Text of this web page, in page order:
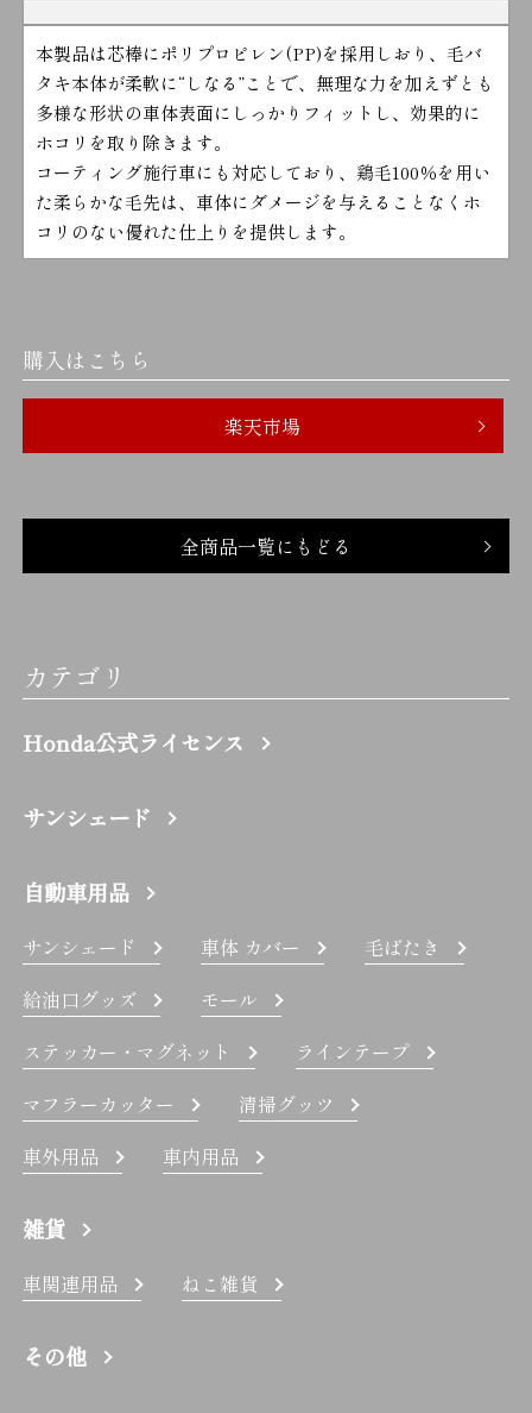
本製品は芯棒にポリプロピレン(PP)を採用しおり、毛バ
タキ本体が柔軟に“しなる”ことで、無理な力を加えずとも
多様な形状の車体表面にしっかりフィットし、効果的に
ホコリを取り除きます。
コーティング施行車にも対応しており、鶏毛100％を用い
た柔らかな毛先は、車体にダメージを与えることなくホ
コリのない優れた仕上りを提供します。
購入はこちら
楽天市場
全商品一覧にもどる
カテゴリ
Honda公式ライセンス
サンシェード
自動車用品
サンシェード 車体 カバー
毛ばたき
給油口グッズ
モール
ステッカー・マグネット
ラインテープ
マフラーカッター
清掃グッツ
車外用品
車内用品
雑貨
車関連用品 ねこ雑貨
その他